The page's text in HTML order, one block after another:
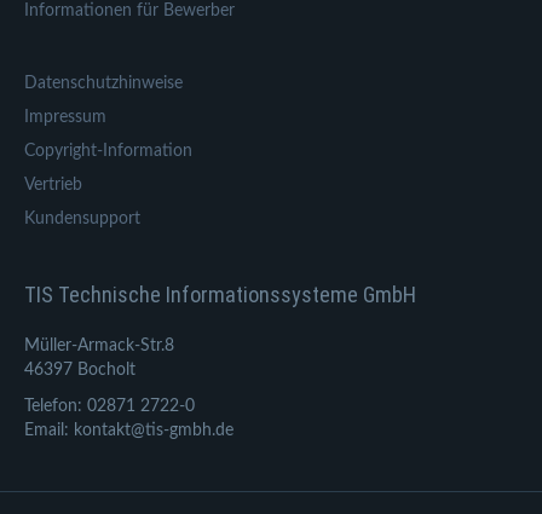
Informationen für Bewerber
Datenschutzhinweise
Impressum
Copyright-Information
Vertrieb
Kundensupport
TIS Technische Informationssysteme GmbH
Müller-Armack-Str.8
46397 Bocholt
Telefon: 02871 2722-0
Email: kontakt@tis-gmbh.de